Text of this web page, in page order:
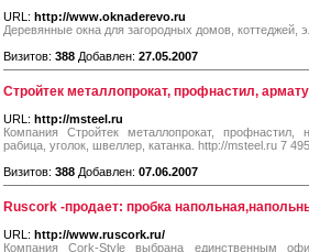
URL: http://www.oknaderevo.ru
Деревянные окна для загородных домов, коттеджей,
Визитов: 388 Добавлен: 27.05.2007
Стройтек металлопрокат, профнастил,
URL: http://msteel.ru
Компания Стройтек металлопрокат, профнастил,
рабица, уголок, швеллер, катанка. http://msteel.ru 7
Визитов: 388 Добавлен: 07.06.2007
Ruscork -продает: пробка
URL: http://www.ruscork.ru/
Компания Cork-Style выбрана единственным